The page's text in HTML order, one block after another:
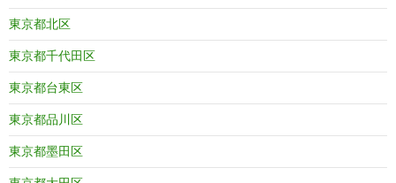
東京都北区
東京都千代田区
東京都台東区
東京都品川区
東京都墨田区